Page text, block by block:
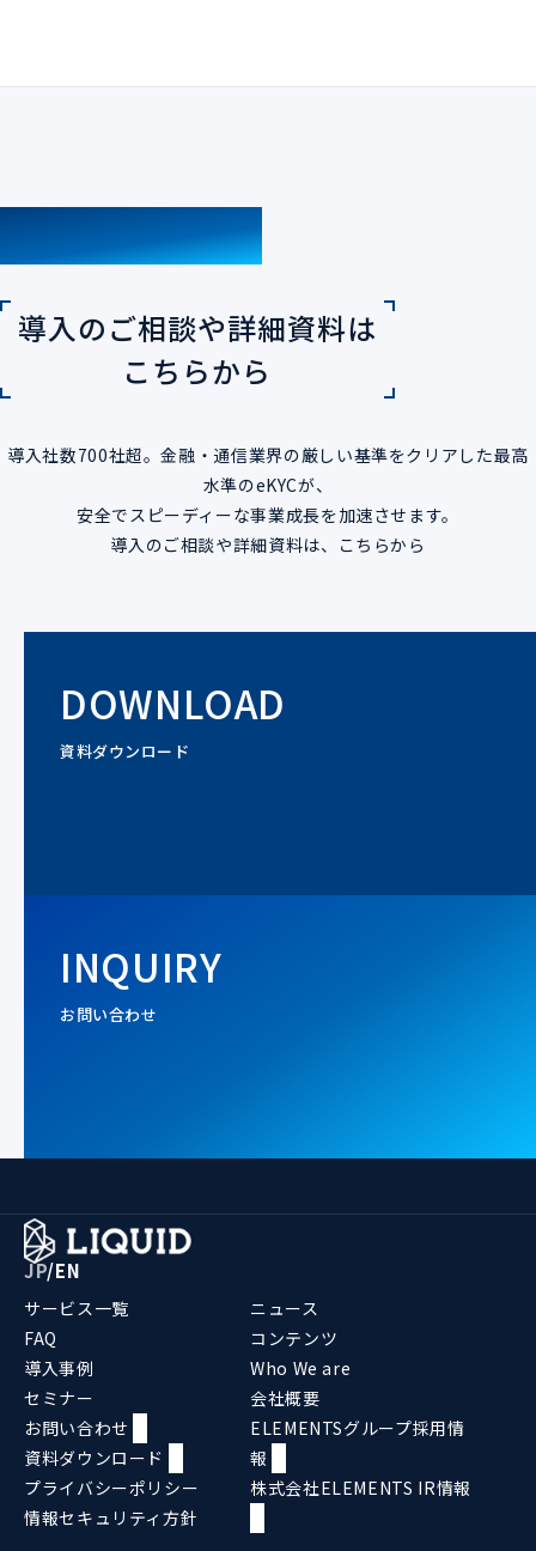
CONTACT
導入のご相談や詳細資料は
こちらから
導入社数700社超。金融・通信業界の厳しい基準をクリアした最高
水準のeKYCが、
安全でスピーディーな事業成長を加速させます。
導入のご相談や詳細資料は、こちらから
DOWNLOAD
資料ダウンロード
INQUIRY
お問い合わせ
JP/EN
サービス一覧
FAQ
導入事例
セミナー
ニュース
コンテンツ
Who We are
会社概要
お問い合わせ
資料ダウンロード
プライバシーポリシー
情報セキュリティ方針
ELEMENTSグループ採用情
報
株式会社ELEMENTS IR情報